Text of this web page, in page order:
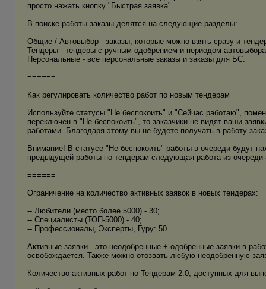
просто нажать кнопку "Быстрая заявка".
В поиске работы заказы делятся на следующие разделы:
Общие / Автовыбор - заказы, которые можно взять сразу и
Тендеры - тендеры с ручным одобрением и периодом
Персональные - все персональные заказы и заказы для БС.
======
Как регулировать количество работ по новым тендерам
Используйте статусы "Не беспокоить" и "Сейчас работаю",
переключен в "Не беспокоить", то заказчики не видят ваши
работами. Благодаря этому вы не будете получать в работу
Внимание! В статусе "Не беспокоить" работы в очереди будут
предыдущей работы по тендерам следующая работа из очереди
======
Ограничение на количество активных заявок в новых тендерах:
-- Любители (место более 5000) - 30;
-- Специалисты (ТОП-5000) - 40;
-- Профессионалы, Эксперты, Гуру: 50.
Активные заявки - это неодобренные + одобренные заявки в
освобождается. Также можно отозвать любую неодобренную
Количество активных работ по Тендерам 2.0, доступных для